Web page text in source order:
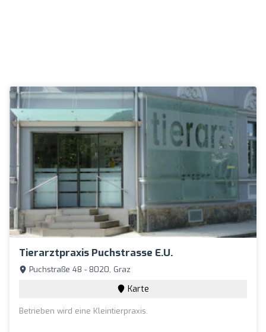
Tierarztpraxis Puchstrasse E.U.
Puchstraße 48 - 8020, Graz
Karte
Betrieben wird eine Kleintierpraxis.